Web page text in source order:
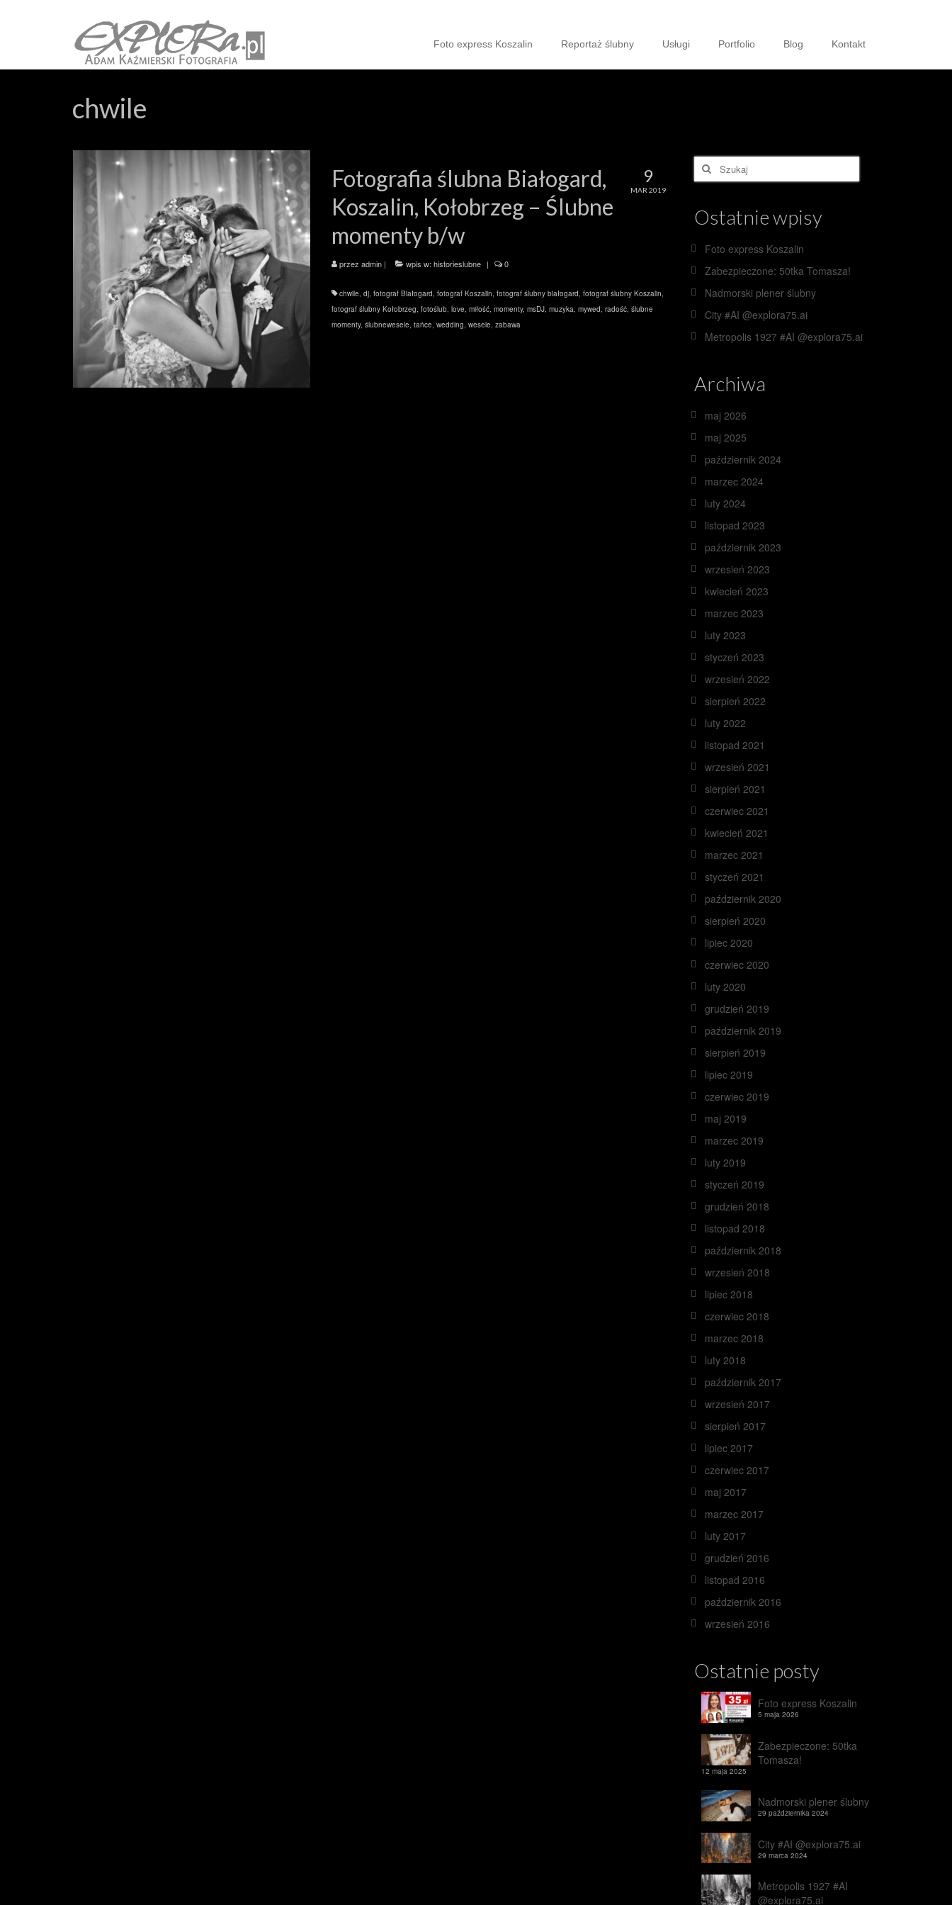
Foto express Koszalin Reportaż ślubny Usługi Portfolio Blog Kontakt
chwile
9
MAR 2019
Fotografia ślubna Białogard,
Koszalin, Kołobrzeg – Ślubne
momenty b/w
przez admin| wpis w: historieslubne | 0
chwile, dj, fotograf Białogard, fotograf Koszalin, fotograf ślubny białogard, fotograf ślubny Koszalin,
fotograf ślubny Kołobrzeg, fotoślub, love, miłość, momenty, msDJ, muzyka, mywed, radość, ślubne
momenty, ślubnewesele, tańce, wedding, wesele, zabawa
Szuklaj
w:
Ostatnie wpisy
Foto express Koszalin
Zabezpieczone: 50tka Tomasza!
Nadmorski plener ślubny
City #AI @explora75.ai
Metropolis 1927 #AI @explora75.ai
Archiwa
maj 2026
maj 2025
październik 2024
marzec 2024
luty 2024
listopad 2023
październik 2023
wrzesień 2023
kwiecień 2023
marzec 2023
luty 2023
styczeń 2023
wrzesień 2022
sierpień 2022
luty 2022
listopad 2021
wrzesień 2021
sierpień 2021
czerwiec 2021
kwiecień 2021
marzec 2021
styczeń 2021
październik 2020
sierpień 2020
lipiec 2020
czerwiec 2020
luty 2020
grudzień 2019
październik 2019
sierpień 2019
lipiec 2019
czerwiec 2019
maj 2019
marzec 2019
luty 2019
styczeń 2019
grudzień 2018
listopad 2018
październik 2018
wrzesień 2018
lipiec 2018
czerwiec 2018
marzec 2018
luty 2018
październik 2017
wrzesień 2017
sierpień 2017
lipiec 2017
czerwiec 2017
maj 2017
marzec 2017
luty 2017
grudzień 2016
listopad 2016
październik 2016
wrzesień 2016
Ostatnie posty
Foto express Koszalin
5 maja 2026
Zabezpieczone: 50tka
Tomasza!
12 maja 2025
Nadmorski plener ślubny
29 października 2024
City #AI @explora75.ai
29 marca 2024
Metropolis 1927 #AI
@explora75.ai